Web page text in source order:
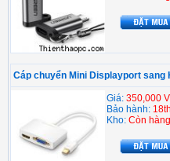
Cáp chuyển Mini Displayport sang
Giá: 350,000
Bảo hành:
Kho: Còn hàng